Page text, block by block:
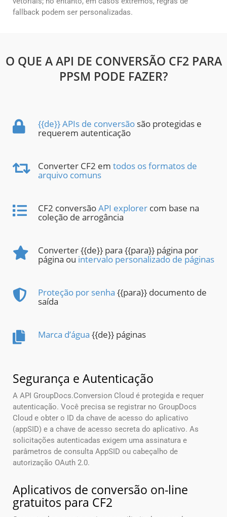
fallback podem ser personalizadas.
O QUE A API DE CONVERSÃO CF2 PARA
PPSM PODE FAZER?
{{de}} APIs de conversão são protegidas e
requerem autenticação
Converter CF2 em todos os formatos de
arquivo comuns
CF2 conversãoAPI explorer com base na
coleção de arrogância
Converter {{de}} para {{para}} página por
página ou intervalo personalizado de páginas
Proteção por senha {{para}} documento de
saída
Marca d’água {{de}} páginas
Segurança e Autenticação
A API GroupDocs.Conversion Cloud é protegida e requer
autenticação. Você precisa se registrar no GroupDocs
Cloud e obter o ID da chave de acesso do aplicativo
(appSID) e a chave de acesso secreta do aplicativo. As
solicitações autenticadas exigem uma assinatura e
parâmetros de consulta AppSID ou cabeçalho de
autorização OAuth 2.0.
Aplicativos de conversão on-line
gratuitos para CF2